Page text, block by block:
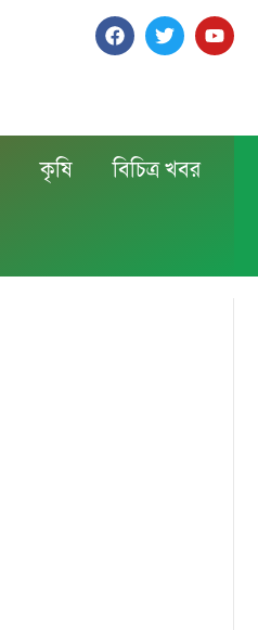
কৃষি বিচিত্র খবর